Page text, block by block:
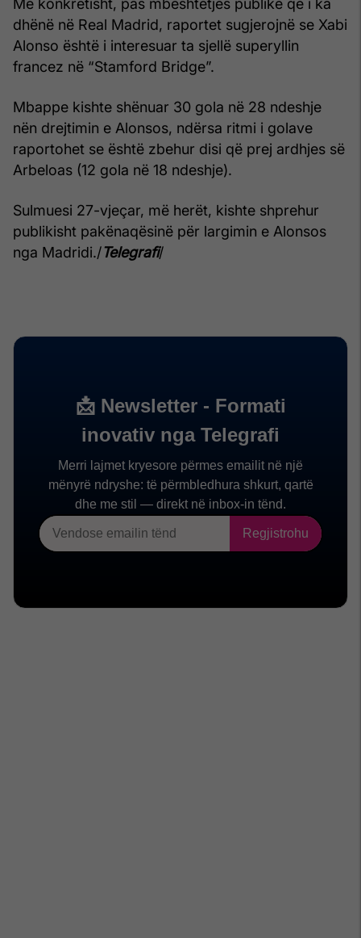
dhënë në Real Madrid, raportet sugjerojnë se Xabi
Alonso është i interesuar ta sjellë superyllin
francez në “Stamford Bridge”.
Mbappe kishte shënuar 30 gola në 28 ndeshje
nën drejtimin e Alonsos, ndërsa ritmi i golave
raportohet se është zbehur disi që prej ardhjes së
Arbeloas (12 gola në 18 ndeshje).
Sulmuesi 27-vjeçar, më herët, kishte shprehur
publikisht pakënaqësinë për largimin e Alonsos
nga Madridi./Telegrafi/